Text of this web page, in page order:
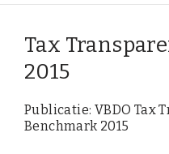
Tax
2015
Publicatie: VBDO Tax
Benchmark 2015